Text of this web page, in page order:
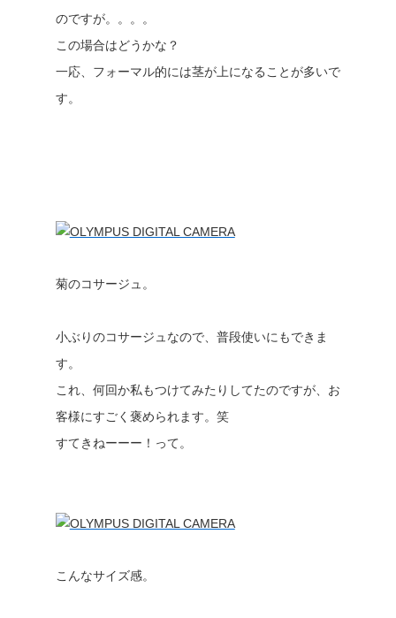
のですが。。。。
この場合はどうかな？
一応、フォーマル的には茎が上になることが多いで
す。
菊のコサージュ。
小ぶりのコサージュなので、普段使いにもできま
す。
これ、何回か私もつけてみたりしてたのですが、お
客様にすごく褒められます。笑
すてきねーーー！って。
こんなサイズ感。